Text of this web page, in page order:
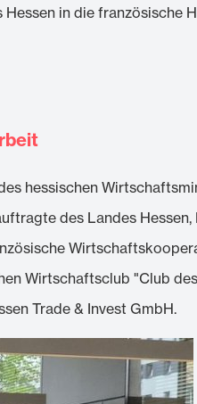
in die französische
hessischen
des Landes
Wirtschaftsclub "Club
Trade & Invest GmbH.